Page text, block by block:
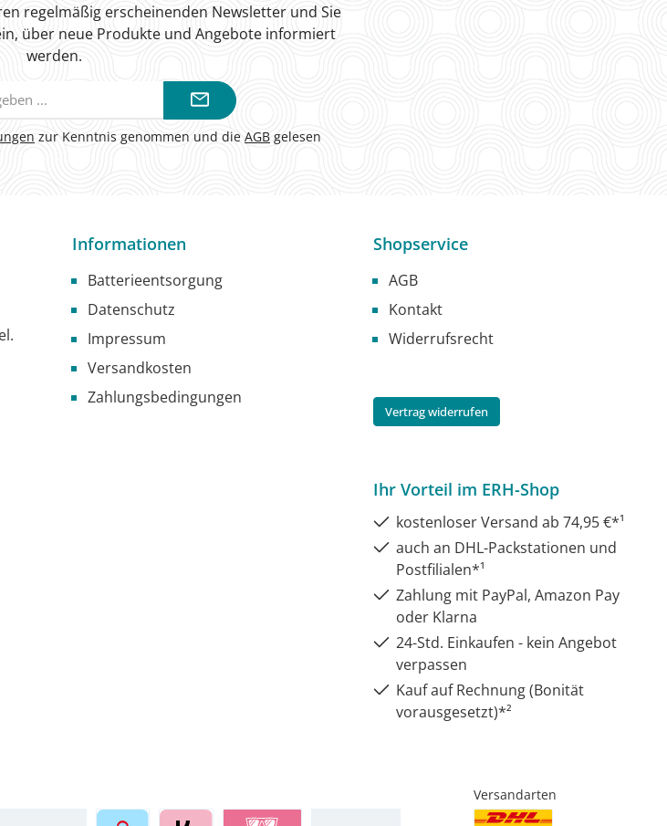
regelmäßig erscheinenden Newsletter und Sie
über neue Produkte und Angebote informiert
werden.
Mail-
zur Kenntnis genommen und die AGB gelesen
Informationen
Batterieentsorgung
Datenschutz
Impressum
Versandkosten
Zahlungsbedingungen
Shopservice
AGB
Kontakt
Widerrufsrecht
Vertrag widerrufen
Ihr Vorteil im ERH-Shop
kostenloser Versand ab 74,95 €*¹
auch an DHL-Packstationen und
Postfilialen*¹
Zahlung mit PayPal, Amazon Pay
oder Klarna
24-Std. Einkaufen - kein Angebot
verpassen
Kauf auf Rechnung (Bonität
vorausgesetzt)*²
Versandarten